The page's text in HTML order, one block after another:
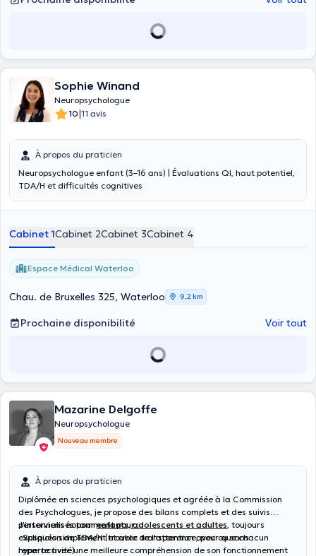
Sophie Winand
Neuropsychologue
10|11 avis
À propos du praticien
Neuropsychologue enfant (3–16 ans) | Évaluations QI, haut potentiel,
TDA/H et difficultés cognitives
Cabinet 1Cabinet 2Cabinet 3Cabinet 4
Espace Médical Waterloo
Chau. de Bruxelles 325, Waterloo 9,2 km
Prochaine disponibilité Voir tout
Mazarine Delgoffe
Neuropsychologue
Nouveau membre
À propos du praticien
Diplômée en sciences psychologiques et agréée à la Commission
des Psychologues, je propose des bilans complets et des suivis
personnalisés pour enfants, adolescents et adultes, toujours
expliqués simplement et avec transparence, pour que chacun
reparte avec une meilleure compréhension de son fonctionnement
J'interviens notamment pour :
· Suspicion de TDA/H (trouble de l'attention avec ou sans
hyperactivité)